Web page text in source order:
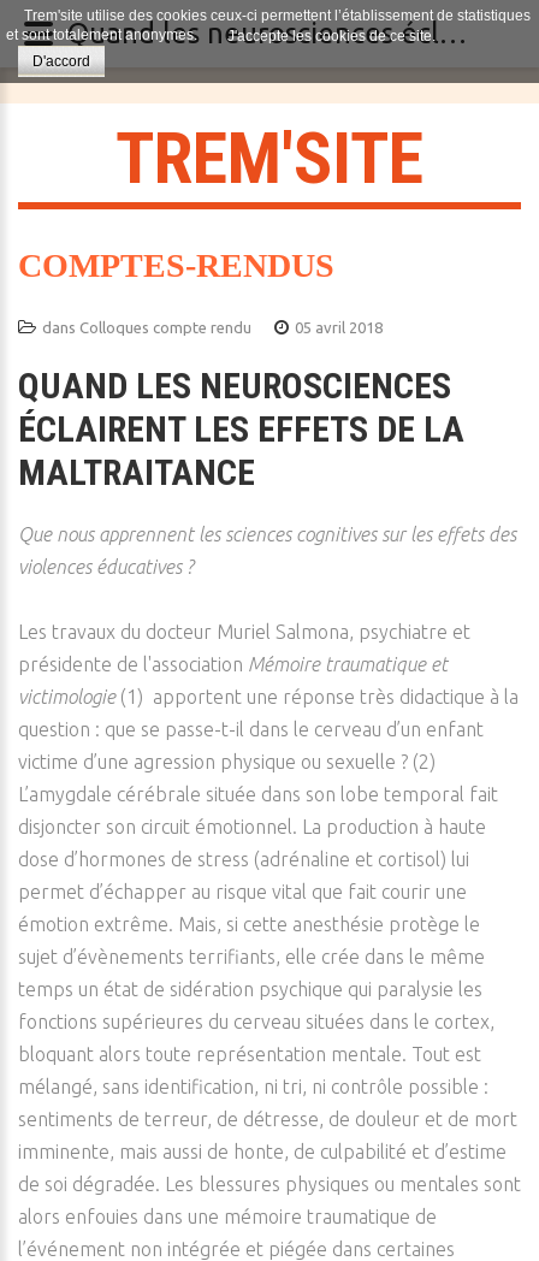
TREM'SITE
COMPTES-RENDUS
dans Colloques compte rendu 05 avril 2018
QUAND LES NEUROSCIENCES
ÉCLAIRENT LES EFFETS DE LA
MALTRAITANCE
Que nous apprennent les sciences cognitives sur les effets des
violences éducatives ?
Les travaux du docteur Muriel Salmona, psychiatre et
présidente de l'association Mémoire traumatique et
victimologie (1) apportent une réponse très didactique à la
question : que se passe-t-il dans le cerveau d’un enfant
victime d’une agression physique ou sexuelle ? (2)
L’amygdale cérébrale située dans son lobe temporal fait
disjoncter son circuit émotionnel. La production à haute
dose d’hormones de stress (adrénaline et cortisol) lui
permet d’échapper au risque vital que fait courir une
émotion extrême. Mais, si cette anesthésie protège le
sujet d’évènements terrifiants, elle crée dans le même
temps un état de sidération psychique qui paralysie les
fonctions supérieures du cerveau situées dans le cortex,
bloquant alors toute représentation mentale. Tout est
mélangé, sans identification, ni tri, ni contrôle possible :
sentiments de terreur, de détresse, de douleur et de mort
imminente, mais aussi de honte, de culpabilité et d’estime
de soi dégradée. Les blessures physiques ou mentales sont
alors enfouies dans une mémoire traumatique de
l’événement non intégrée et piégée dans certaines
Trem'site utilise des cookies ceux-ci permettent l’établissement de statistiques
et sont totalement anonymes.
J'accepte les cookies de ce site.
D'accord
Quand les neurosciences éclairent les effets de la maltraitance